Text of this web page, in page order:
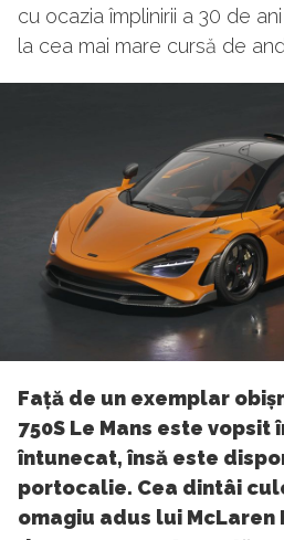
cu ocazia împlinirii a 30 de
la cea mai mare cursă de
Față de un exemplar
750S Le Mans este
întunecat, însă este
portocalie. Cea dintâi
omagiu adus lui McLaren